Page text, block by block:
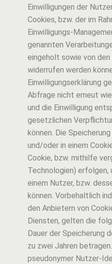
Einwilligungen der
Cookies, bzw. der im
Einwilligungs-
genannten
eingeholt sowie von
widerrufen werden
Einwilligungserklärung
Abfrage nicht erneut
und die Einwilligung
gesetzlichen
können. Die
und/oder in einem
Cookie, bzw. mithilfe
Technologien) erfolgen,
einem Nutzer, bzw.
können. Vorbehaltlich
den Anbietern von
Diensten, gelten die
Dauer der Speicherung
zu zwei Jahren
pseudonymer Nutzer-